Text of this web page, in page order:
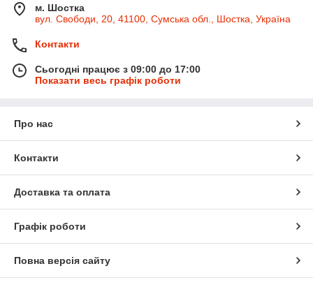
м. Шостка
вул. Свободи, 20, 41100, Сумська обл., Шостка, Україна
Контакти
Сьогодні працює з 09:00 до 17:00
Показати весь графік роботи
Про нас
Контакти
Доставка та оплата
Графік роботи
Повна версія сайту